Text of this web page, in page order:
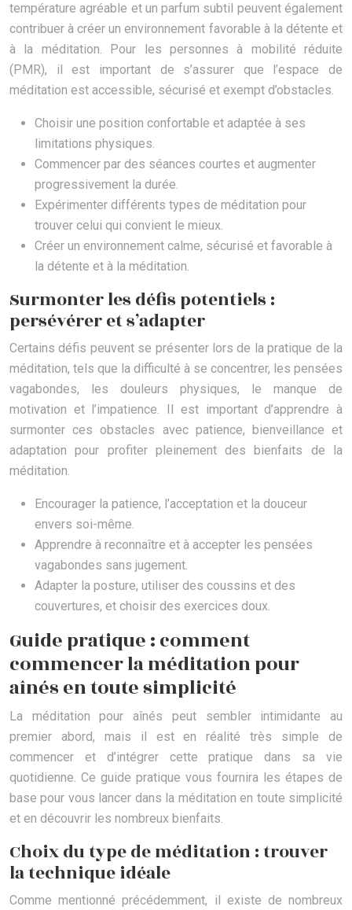
température agréable et un parfum subtil peuvent également
contribuer à créer un environnement favorable à la détente et
à la méditation. Pour les personnes à mobilité réduite
(PMR), il est important de s’assurer que l’espace de
méditation est accessible, sécurisé et exempt d’obstacles.
Choisir une position confortable et adaptée à ses
limitations physiques.
Commencer par des séances courtes et augmenter
progressivement la durée.
Expérimenter différents types de méditation pour
trouver celui qui convient le mieux.
Créer un environnement calme, sécurisé et favorable à
la détente et à la méditation.
Surmonter les défis potentiels :
persévérer et s’adapter
Certains défis peuvent se présenter lors de la pratique de la
méditation, tels que la difficulté à se concentrer, les pensées
vagabondes, les douleurs physiques, le manque de
motivation et l’impatience. Il est important d’apprendre à
surmonter ces obstacles avec patience, bienveillance et
adaptation pour profiter pleinement des bienfaits de la
méditation.
Encourager la patience, l’acceptation et la douceur
envers soi-même.
Apprendre à reconnaître et à accepter les pensées
vagabondes sans jugement.
Adapter la posture, utiliser des coussins et des
couvertures, et choisir des exercices doux.
Guide pratique : comment
commencer la méditation pour
aînés en toute simplicité
La méditation pour aînés peut sembler intimidante au
premier abord, mais il est en réalité très simple de
commencer et d’intégrer cette pratique dans sa vie
quotidienne. Ce guide pratique vous fournira les étapes de
base pour vous lancer dans la méditation en toute simplicité
et en découvrir les nombreux bienfaits.
Choix du type de méditation : trouver
la technique idéale
Comme mentionné précédemment, il existe de nombreux